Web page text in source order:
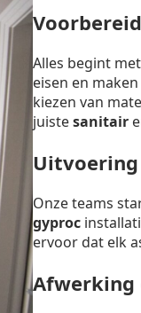
Alles begint
eisen en
kiezen van
juistesanitair
Uitvoering
Onze teams
gyproc
ervoor dat elk
Afwerking